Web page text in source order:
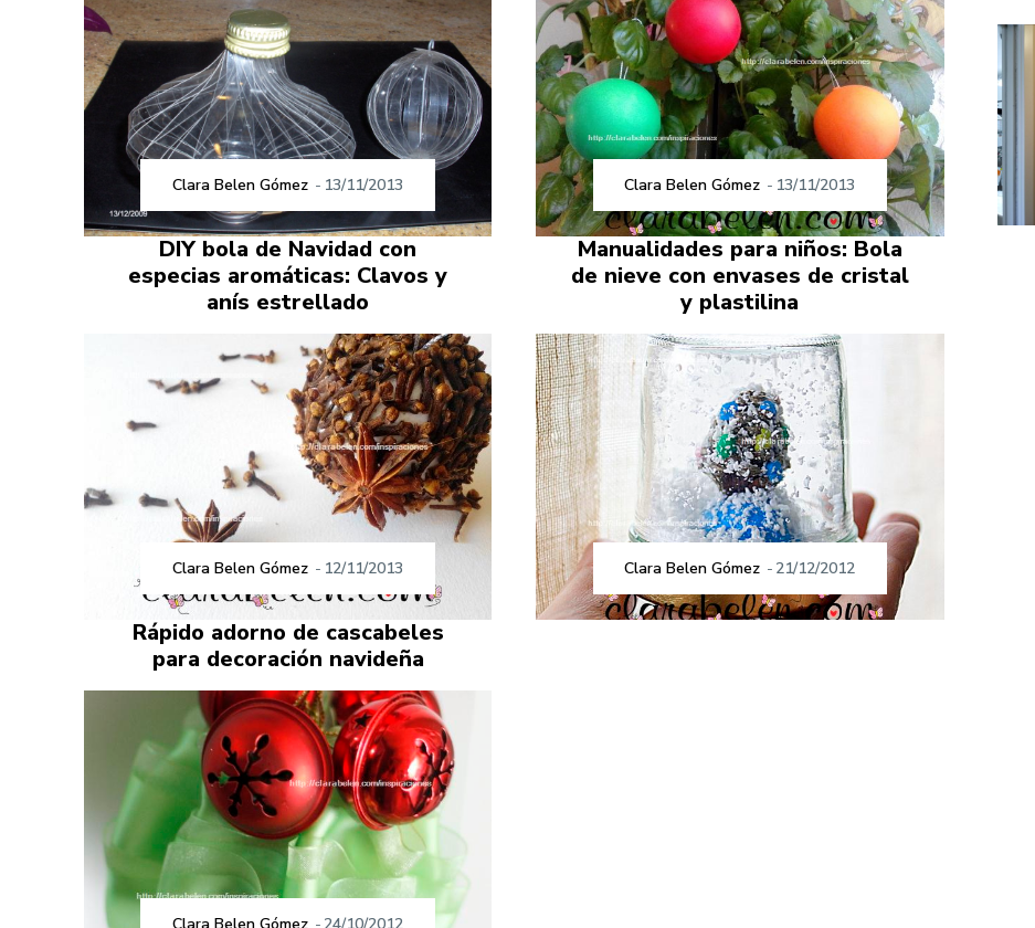
Clara Belen Gómez - 13/11/2013 Clara Belen Gómez - 13/11/2013
DIY bola de Navidad con
especias aromáticas: Clavos y
anís estrellado
Clara Belen Gómez - 12/11/2013
Manualidades para niños: Bola
de nieve con envases de cristal
y plastilina
Clara Belen Gómez - 21/12/2012
Rápido adorno de cascabeles
para decoración navideña